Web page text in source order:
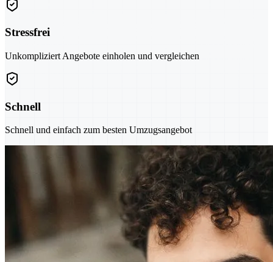
Stressfrei
Unkompliziert Angebote einholen und vergleichen
Schnell
Schnell und einfach zum besten Umzugsangebot